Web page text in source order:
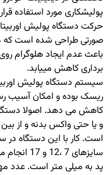
پولیشکاری مورد استفاده
حرکت دستگاه پولیش
صورتی طراحی شده است که
باعث عدم ایجاد هلوگرام
برداری کاهش مییابد.
سیستم دستگاه پولیش
ریسک بوده و امکان آسیب
کاهش می دهد. اصولا
و یا حتی واکس بدنه و از
است. کار با این دستگاه در
سایزهای
پد به میلی متر است. عدد